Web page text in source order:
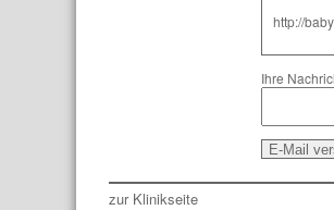
http://
Ihre
zur Klinikseite